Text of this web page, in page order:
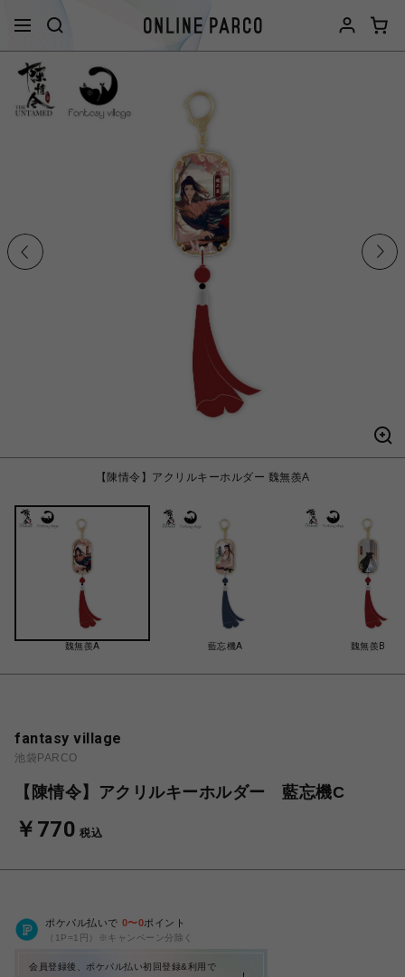
【陳情令】アクリルキーホルダー 魏無羨A
魏無羨A 藍忘機A 魏無羨B
fantasy village
池袋PARCO
【陳情令】アクリルキーホルダー 藍忘機C
￥770 税込
ポケパル払いで 0〜0ポイント
（1P=1円）※キャンペーン分除く
会員登録後、ポケパル払い初回登録&利用で